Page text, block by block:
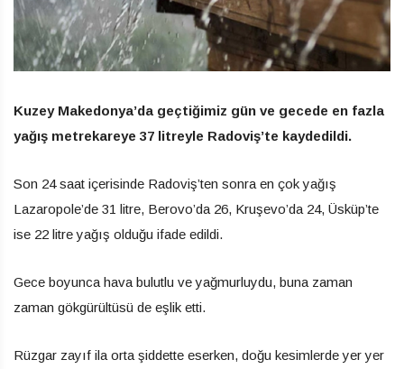
Kuzey Makedonya’da geçtiğimiz gün ve gecede en fazla
yağış metrekareye 37 litreyle Radoviş’te kaydedildi.
Son 24 saat içerisinde Radoviş’ten sonra en çok yağış
Lazaropole’de 31 litre, Berovo’da 26, Kruşevo’da 24, Üsküp’te
ise 22 litre yağış olduğu ifade edildi.
Gece boyunca hava bulutlu ve yağmurluydu, buna zaman
zaman gökgürültüsü de eşlik etti.
Rüzgar zayıf ila orta şiddette eserken, doğu kesimlerde yer yer